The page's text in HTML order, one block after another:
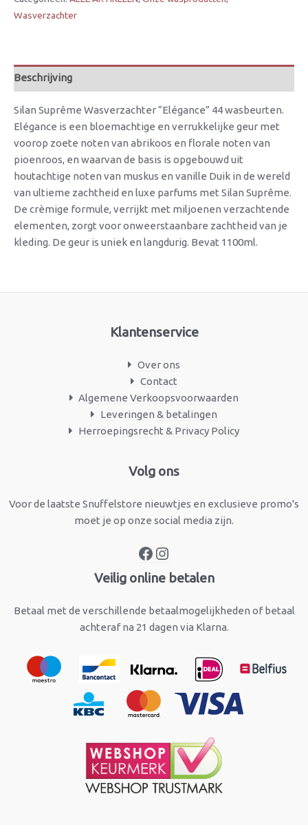
Wasverzachter
Beschrijving
Silan Suprême Wasverzachter “Elégance” 44 wasbeurten.
Elégance is een bloemachtige en verrukkelijke geur met
voorop zoete noten van abrikoos en florale noten van
pioenroos, en waarvan de basis is opgebouwd uit
houtachtige noten van muskus en vanille Duik in de wereld
van ultieme zachtheid en luxe parfums met Silan Suprême.
De crèmige formule, verrijkt met miljoenen verzachtende
elementen, zorgt voor onweerstaanbare zachtheid van je
kleding. De geur is uniek en langdurig. Bevat 1100ml.
Klantenservice
Over ons
Contact
Algemene Verkoopsvoorwaarden
Leveringen & betalingen
Herroepingsrecht & Privacy Policy
Volg ons
Voor de laatste Snuffelstore nieuwtjes en exclusieve promo's
moet je op onze social media zijn.
Facebook
Veilig online betalen
Betaal met de verschillende betaalmogelijkheden of betaal
achteraf na 21 dagen via Klarna.